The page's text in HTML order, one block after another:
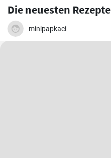
Die neuesten Rezepte
minipapkaci